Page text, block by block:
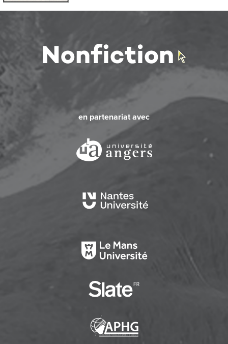
en partenariat avec